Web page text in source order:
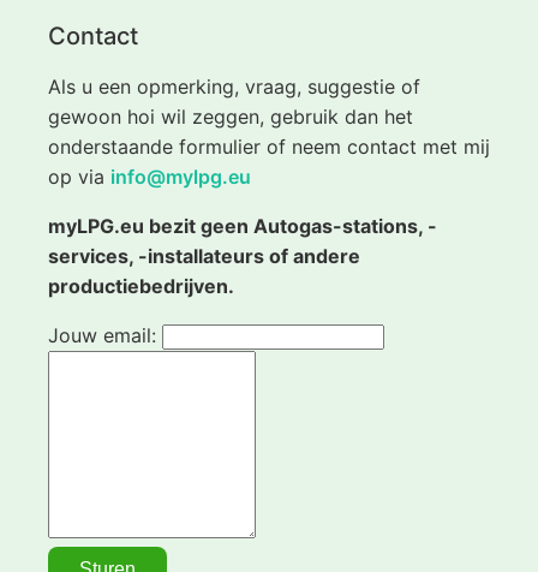
Contact
Als u een opmerking, vraag, suggestie of
gewoon hoi wil zeggen, gebruik dan het
onderstaande formulier of neem contact met mij
op via info@mylpg.eu
myLPG.eu bezit geen Autogas-stations, -
services, -installateurs of andere
productiebedrijven.
Jouw email: